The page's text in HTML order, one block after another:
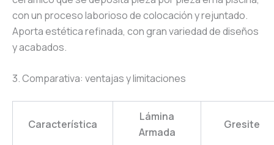
con un proceso laborioso de colocación y rejuntado.
Aporta estética refinada, con gran variedad de diseños
y acabados.
3. Comparativa: ventajas y limitaciones
Característica
Lámina
Armada
Gresite